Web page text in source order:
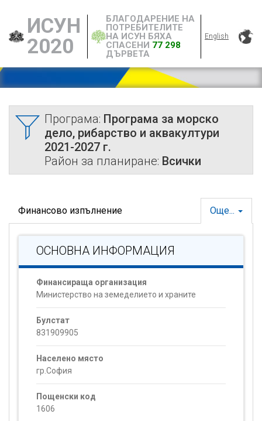
ИСУН
2020
БЛАГОДАРЕНИЕ НА
ПОТРЕБИТЕЛИТЕ
НА ИСУН БЯХА
СПАСЕНИ 77 298
ДЪРВЕТА
English
Програма: Програма за морско
дело, рибарство и аквакултури
2021-2027 г.
Район за планиране: Всички
Още...
Финансово изпълнение
ОСНОВНА ИНФОРМАЦИЯ
Финансираща организация
Министерство на земеделието и храните
Булстат
831909905
Населено място
гр.София
Пощенски код
1606